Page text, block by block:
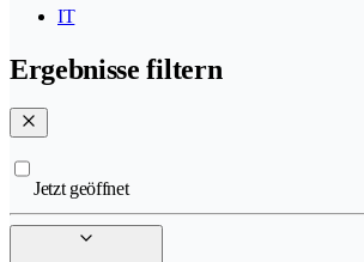
IT
Ergebnisse filtern
Jetzt geöffnet